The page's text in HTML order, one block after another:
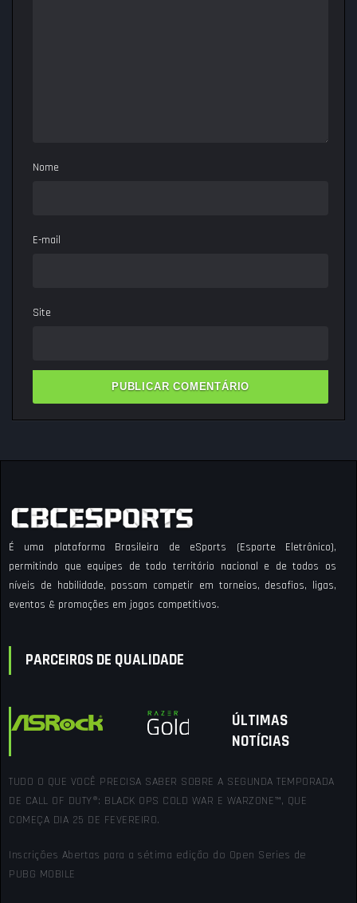
Nome
E-mail
Site
É uma plataforma Brasileira de eSports (Esporte Eletrônico),
permitindo que equipes de todo território nacional e de todos os
níveis de habilidade, possam competir em torneios, desafios, ligas,
eventos & promoções em jogos competitivos.
PARCEIROS DE QUALIDADE
ÚLTIMAS
NOTÍCIAS
TUDO O QUE VOCÊ PRECISA SABER SOBRE A SEGUNDA TEMPORADA
DE CALL OF DUTY®: BLACK OPS COLD WAR E WARZONE™, QUE
COMEÇA DIA 25 DE FEVEREIRO.
Inscrições Abertas para a sétima edição do Open Series de
PUBG MOBILE